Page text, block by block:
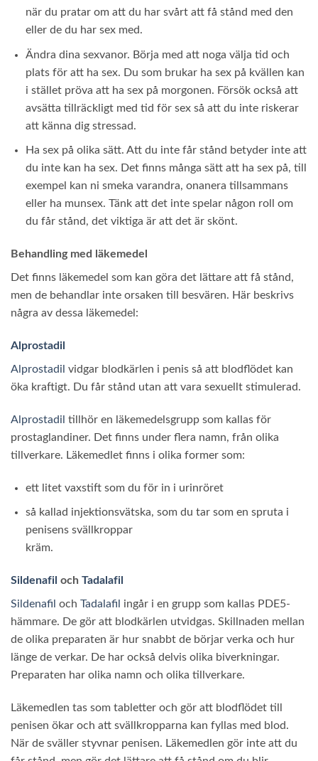
när du pratar om att du har svårt att få stånd med den
eller de du har sex med.
Ändra dina sexvanor. Börja med att noga välja tid och
plats för att ha sex. Du som brukar ha sex på kvällen kan
i stället pröva att ha sex på morgonen. Försök också att
avsätta tillräckligt med tid för sex så att du inte riskerar
att känna dig stressad.
Ha sex på olika sätt. Att du inte får stånd betyder inte att
du inte kan ha sex. Det finns många sätt att ha sex på, till
exempel kan ni smeka varandra, onanera tillsammans
eller ha munsex. Tänk att det inte spelar någon roll om
du får stånd, det viktiga är att det är skönt.
Behandling med läkemedel
Det finns läkemedel som kan göra det lättare att få stånd,
men de behandlar inte orsaken till besvären. Här beskrivs
några av dessa läkemedel:
Alprostadil
Alprostadil vidgar blodkärlen i penis så att blodflödet kan
öka kraftigt. Du får stånd utan att vara sexuellt stimulerad.
Alprostadil tillhör en läkemedelsgrupp som kallas för
prostaglandiner. Det finns under flera namn, från olika
tillverkare. Läkemedlet finns i olika former som:
ett litet vaxstift som du för in i urinröret
så kallad injektionsvätska, som du tar som en spruta i
penisens svällkroppar
kräm.
Sildenafil och Tadalafil
Sildenafil och Tadalafil
ingår i en grupp som kallas PDE5-
hämmare. De gör att blodkärlen utvidgas. Skillnaden mellan
de olika preparaten är hur snabbt de börjar verka och hur
länge de verkar. De har också delvis olika biverkningar.
Preparaten har olika namn och olika tillverkare.
Läkemedlen tas som tabletter och gör att blodflödet till
penisen ökar och att svällkropparna kan fyllas med blod.
När de sväller styvnar penisen. Läkemedlen gör inte att du